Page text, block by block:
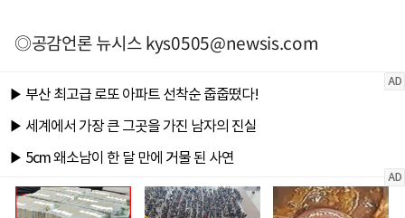
◎공감언론 뉴시스kys0505@newsis.com